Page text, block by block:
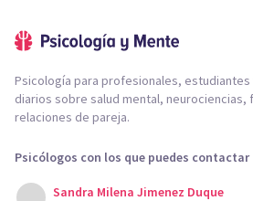
Psicología para profesionales,
diarios sobre salud mental,
relaciones de pareja.
Psicólogos con los que puedes contactar
Sandra Milena Jimenez Duque